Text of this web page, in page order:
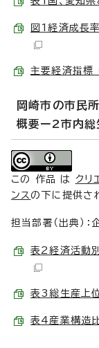
図1経済成長
主要経済指
岡崎市の市
概要ー2市内総
この 作品 は クリ
ンスの下に提供さ
担当部署（出典）：
表2経済活動
表3総生産上
表4産業構造